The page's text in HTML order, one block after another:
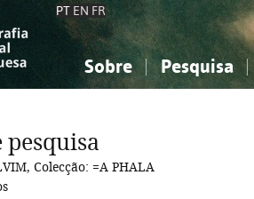
PT EN FR
Sobre Pesquisa
Ciências sociais...
Ciências sociais...
pesquisa
Colecção: =A PHALA